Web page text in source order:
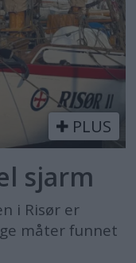
PLUS
sjarm
i Risør er
måter funnet